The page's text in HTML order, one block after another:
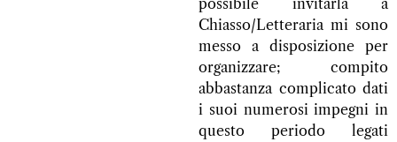
possibile invitarla a
Chiasso/Letteraria mi sono
messo a disposizione per
organizzare; compito
abbastanza complicato dati
i suoi numerosi impegni in
questo periodo legati